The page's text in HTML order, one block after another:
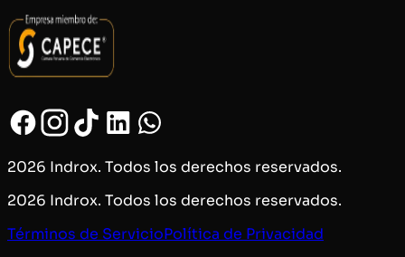
2026 Indrox. Todos los derechos reservados.
2026 Indrox. Todos los derechos reservados.
Términos de ServicioPolítica de Privacidad